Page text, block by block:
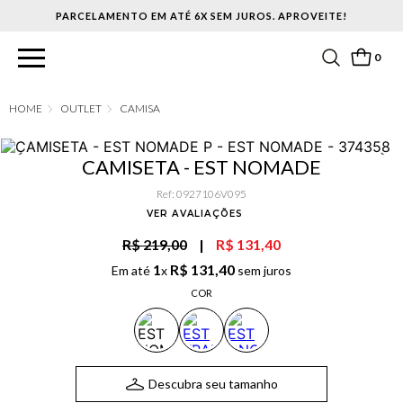
PARCELAMENTO EM ATÉ 6X SEM JUROS. APROVEITE!
0
OUTLET CAMISA
CAMISETA - EST NOMADE
Ref: 0927106V095
VER AVALIAÇÕES
R$ 219,00 | R$ 131,40
Em até 1x R$ 131,40 sem juros
COR
Descubra seu tamanho